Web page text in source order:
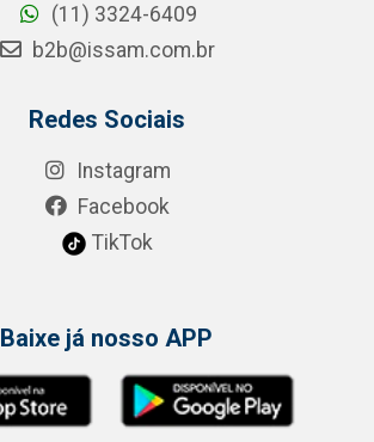
(11) 3324-6409
b2b@issam.com.br
Redes Sociais
Instagram
Facebook
TikTok
Baixe já nosso APP